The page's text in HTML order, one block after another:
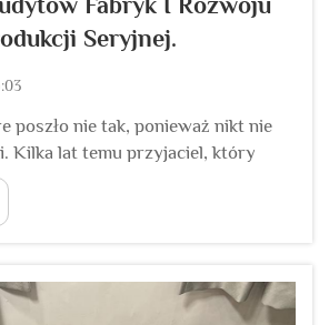
Seryjnej.
poszło nie tak, ponieważ nikt nie
Kilka lat temu przyjaciel, który
odzieżową, postanowił
Znalazł fabrykę w internecie z
odwiedził fabryki. Nie poprosił o